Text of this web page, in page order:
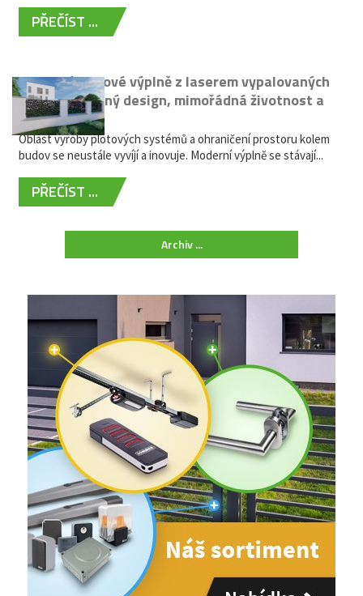
PŘEČÍST ...
Moderní plotové výplně z laserem vypalovaných
kovů: výjimečný design, mimořádná životnost a
žádná údržba
Oblast výroby plotových systémů a ohraničení prostoru kolem
budov se neustále vyvíjí a inovuje. Moderní výplně se stávají...
PŘEČÍST ...
Archiv ...